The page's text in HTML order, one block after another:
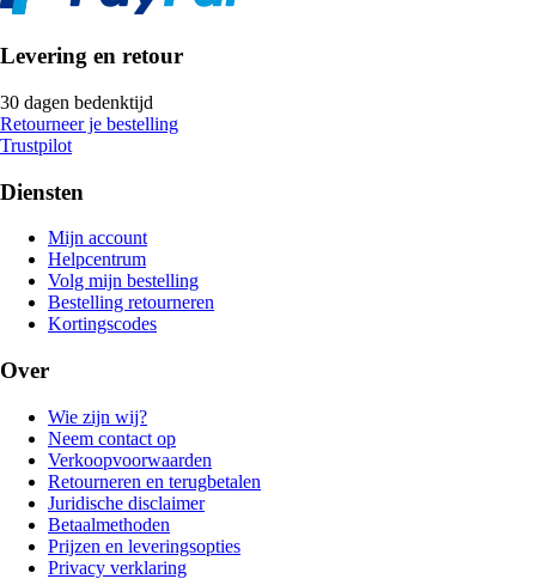
Levering en retour
30 dagen bedenktijd
Retourneer je bestelling
Trustpilot
Diensten
Mijn account
Helpcentrum
Volg mijn bestelling
Bestelling retourneren
Kortingscodes
Over
Wie zijn wij?
Neem contact op
Verkoopvoorwaarden
Retourneren en terugbetalen
Juridische disclaimer
Betaalmethoden
Prijzen en leveringsopties
Privacy verklaring